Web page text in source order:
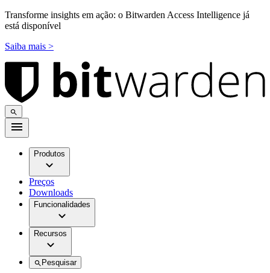
Transforme insights em ação: o Bitwarden Access Intelligence já
está disponível
Saiba mais >
Produtos
Preços
Downloads
Funcionalidades
Recursos
Pesquisar